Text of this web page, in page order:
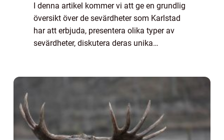
I denna artikel kommer vi att ge en grundlig
översikt över de sevärdheter som Karlstad
har att erbjuda, presentera olika typer av
sevärdheter, diskutera deras unika